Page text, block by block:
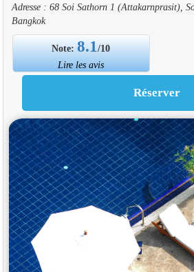
Adresse : 68 Soi Sathorn 1 (Attakarnprasit),
Bangkok
Note:8.1/10
Lire les avis